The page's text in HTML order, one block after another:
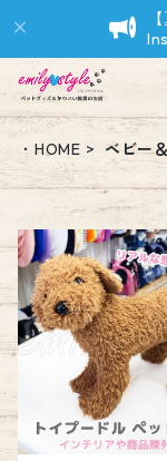
・HOME ベビー